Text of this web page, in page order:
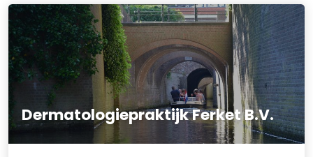
Dermatologiepraktijk Ferket B.V.